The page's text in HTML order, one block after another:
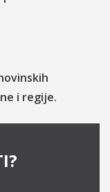
i regije.